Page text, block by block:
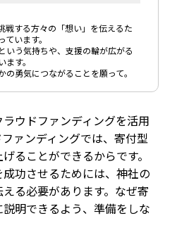
戦する方々の「想い」を伝えるた
います。
いう気持ちや、支援の輪が広がる
す。
勇気につながることを願って。
ウドファンディングを活用
ァンディングでは、寄付型
ることができるからです。
功させるためには、神社の
る必要があります。なぜ寄
明できるよう、準備をしな